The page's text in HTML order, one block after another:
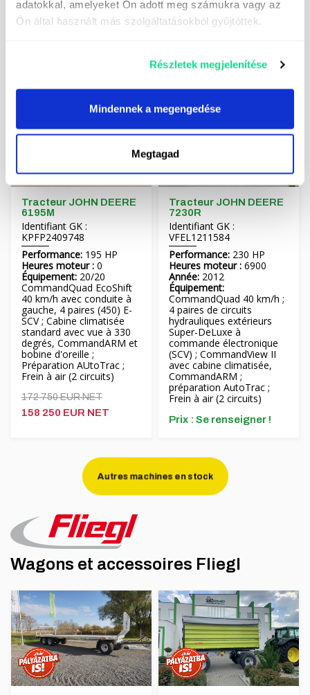
adatokkal, amelyeket Ön adott meg számukra vagy az
Ön által használt más szolgáltatásokból gyűjtöttek.
Részletek megjelenítése
Mindennek a megengedése
Megtagad
100 450 EUR NET
95 750 EUR NET
ISOBUS, frein à air (2
circuits), TLT :
Prix ​​: Se renseigner !
Tracteur JOHN DEERE
6195M
Identifiant GK :
KPFP2409748
Performance: 195 HP
Heures moteur : 0
Équipement: 20/20
CommandQuad EcoShift
40 km/h avec conduite à
gauche, 4 paires (450) E-
SCV ; Cabine climatisée
standard avec vue à 330
degrés, CommandARM et
bobine d'oreille ;
Préparation AUtoTrac ;
Frein à air (2 circuits)
172 750 EUR NET
158 250 EUR NET
Tracteur JOHN DEERE
7230R
Identifiant GK :
VFEL1211584
Performance: 230 HP
Heures moteur : 6900
Année: 2012
Équipement:
CommandQuad 40 km/h ;
4 paires de circuits
hydrauliques extérieurs
Super-DeLuxe à
commande électronique
(SCV) ; CommandView II
avec cabine climatisée,
CommandARM ;
préparation AutoTrac ;
Frein à air (2 circuits)
Prix ​​: Se renseigner !
Autres machines en stock
Wagons et accessoires Fliegl